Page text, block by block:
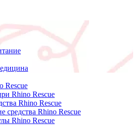
Rescue
Rhino Rescue
Rhino Rescue
средства Rhino Rescue
Rhino Rescue